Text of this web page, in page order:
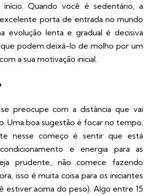
início. Quando você é sedentário, a
porta de entrada no mundo
evolução lenta e gradual é decisiva
podem deixá-lo de molho por um
a sua motivação inicial.
preocupe com a distância que vai
Uma boa sugestão é focar no tempo.
nesse começo é sentir que está
e energia para as
prudente, não comece fazendo
isso é muita coisa para os iniciantes
estiver acima do peso). Algo entre 15